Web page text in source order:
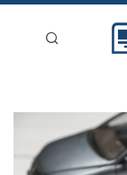
登入